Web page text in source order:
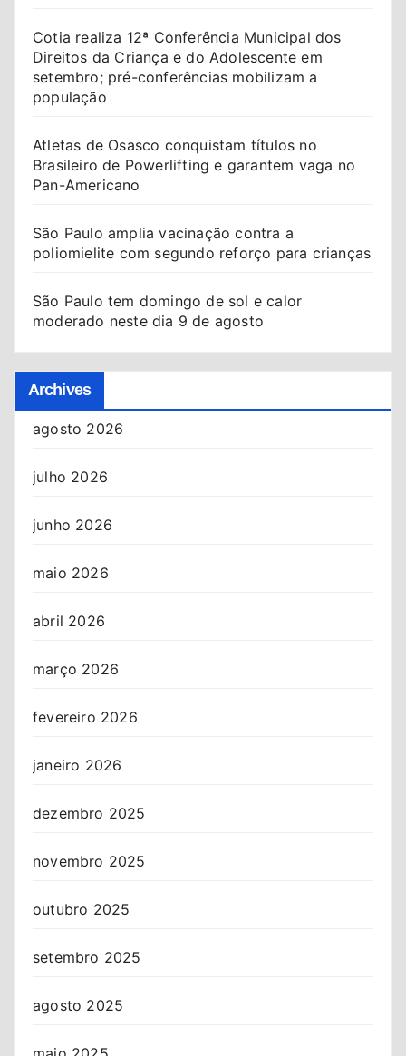
Cotia realiza 12ª Conferência Municipal dos
Direitos da Criança e do Adolescente em
setembro; pré-conferências mobilizam a
população
Atletas de Osasco conquistam títulos no
Brasileiro de Powerlifting e garantem vaga no
Pan-Americano
São Paulo amplia vacinação contra a
poliomielite com segundo reforço para crianças
São Paulo tem domingo de sol e calor
moderado neste dia 9 de agosto
Archives
agosto 2026
julho 2026
junho 2026
maio 2026
abril 2026
março 2026
fevereiro 2026
janeiro 2026
dezembro 2025
novembro 2025
outubro 2025
setembro 2025
agosto 2025